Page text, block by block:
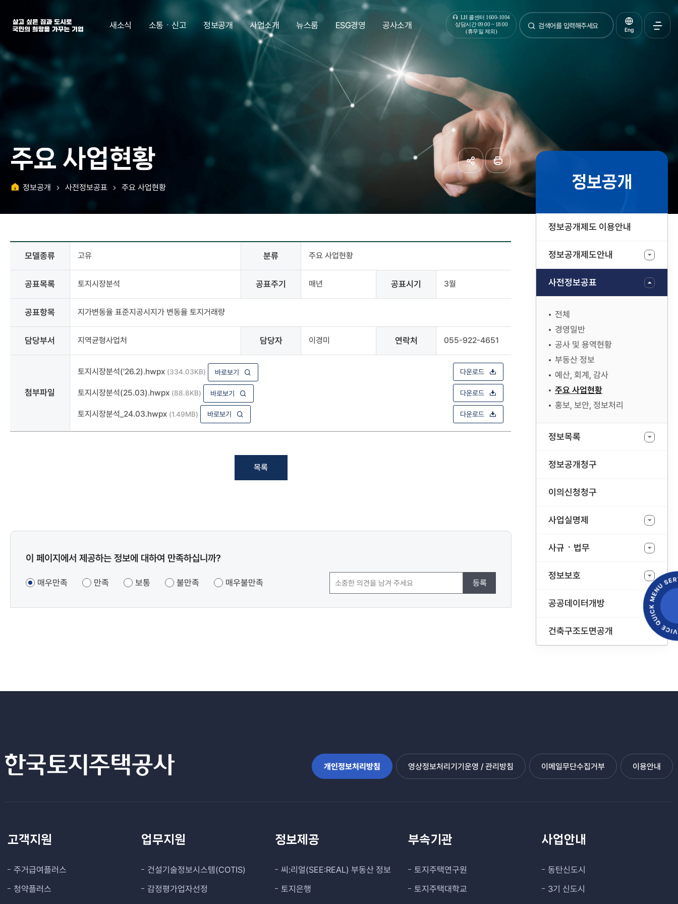
살고 싶은 집과 도시로 국민의 희망을 가꾸는 기업 | 한국토지주택공사
LH 콜센터 1600-1004
상담시간 09:00 ~ 18:00
(휴무일 제외)
통합검색
검색 Eng
새소식 소통ㆍ신고 정보공개 사업소개 뉴스룸 ESG경영 공사소개
주요 사업현황
정보공개
정보공개제도 이용안내
정보공개제도안내
사전정보공표
전체
경영일반
공사 및 용역현황
부동산 정보
예산, 회계, 감사
주요 사업현황
홍보, 보안, 정보처리
정보목록
정보공개청구
이의신청청구
사업실명제
사규ㆍ법무
정보보호
공공데이터개방
건축구조도면공개
정보공개 사전정보공표 주요 사업현황 공유하기페이지
-
모델종류,
공표주기,
공표시기,
공표항목,
담당부서,
담당자,
모델종류 고유 분류 주요 사업현황
공표목록 토지시장분석 공표주기 매년 공표시기 3월
공표항목 지가변동율 표준지공시지가 변동율 토지거래량
담당부서 지역균형사업처 담당자 이경미 연락처 055-922-4651
첨부파일
토지시장분석('26.2).hwpx (334.03KB) 바로보기 다운로드
토지시장분석(25.03).hwpx (88.8KB) 바로보기 다운로드
토지시장분석_24.03.hwpx (1.49MB) 바로보기 다운로드
목록
콘텐츠
조사
이 페이지에서 제공하는 정보에 대하여 만족하십니까?
매우만족 만족 보통 불만족 매우불만족 등록
개인정보처리방침 영상정보처리기기운영 / 관리방침 이메일무단수집거부 이용안내
고객지원
주거급여플러스
청약플러스
업무지원
건설기술정보시스템(COTIS)
감정평가업자선정
정보제공
씨:리얼(SEE:REAL) 부동산 정보
토지은행
부속기관
토지주택연구원
토지주택대학교
사업안내
동탄신도시
3기 신도시